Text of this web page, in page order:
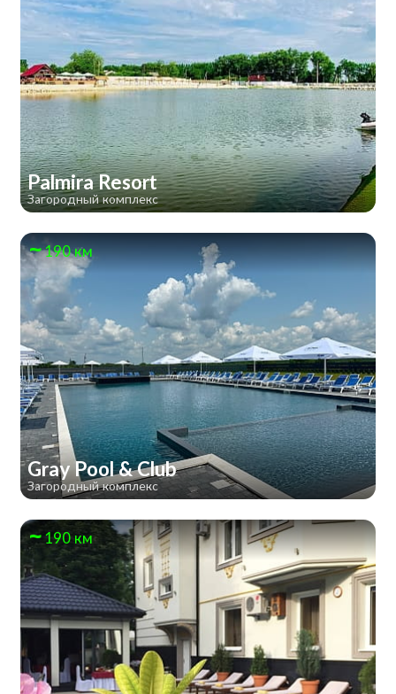
Palmira Resort
Загородный комплекс
190 км
Gray Pool & Club
Загородный комплекс
190 км